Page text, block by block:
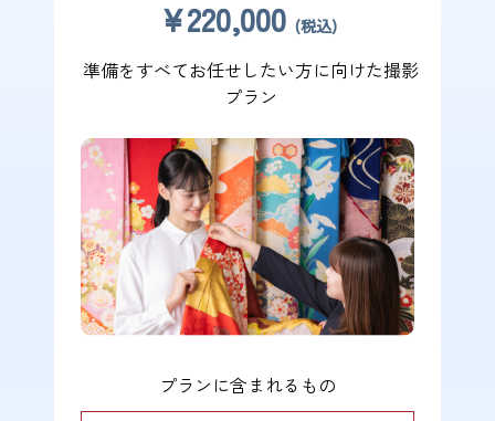
¥220,000 (税込)
準備をすべてお任せしたい方に向けた撮影
プラン
プランに含まれるもの